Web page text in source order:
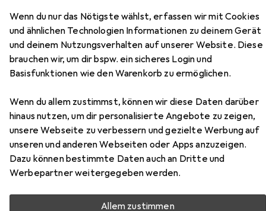
Wenn du nur das Nötigste wählst, erfassen wir mit Cookies
und ähnlichen Technologien Informationen zu deinem Gerät
und deinem Nutzungsverhalten auf unserer Website. Diese
brauchen wir, um dir bspw. ein sicheres Login und
Basisfunktionen wie den Warenkorb zu ermöglichen.
Wenn du allem zustimmst, können wir diese Daten darüber
hinaus nutzen, um dir personalisierte Angebote zu zeigen,
unsere Webseite zu verbessern und gezielte Werbung auf
unseren und anderen Webseiten oder Apps anzuzeigen.
Dazu können bestimmte Daten auch an Dritte und
Werbepartner weitergegeben werden.
Allem zustimmen
Fantec ALU-25U3
2.5"
Zubehör für Fantec ALU-25U3
Hier findest du passendes Zubehör zum Produkt Fantec
ALU-25U3 aus den Kategorien Steckdosenleiste und
Mehrfachstecker + Abzweigstecker.